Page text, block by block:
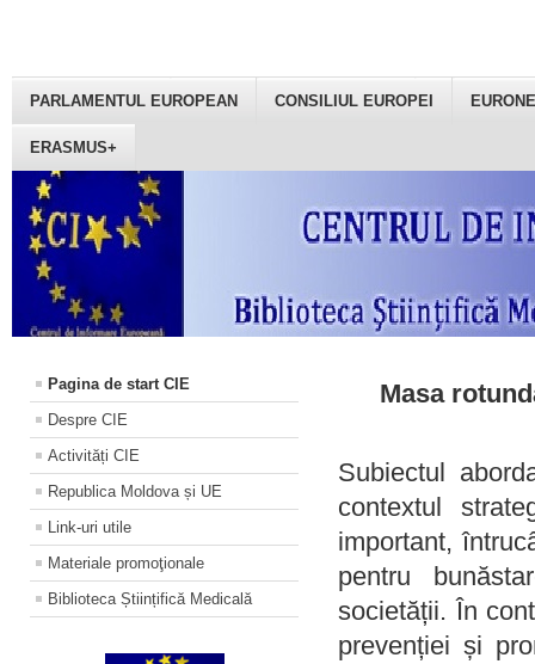
PARLAMENTUL EUROPEAN CONSILIUL EUROPEI
ERASMUS+
Pagina de start CIE
Despre CIE
Activități CIE
Republica Moldova și UE
Link-uri utile
Materiale promoţionale
Biblioteca Științifică Medicală
Masa
Subiectul
contextul
important,
pentru
societății. În
prevenției și